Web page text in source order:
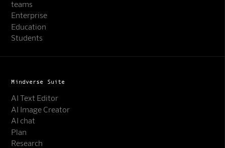
teams
Enterprise
Education
Students
Mindverse Suite
AI Text Editor
AI Image Creator
AI chat
Plan
Research